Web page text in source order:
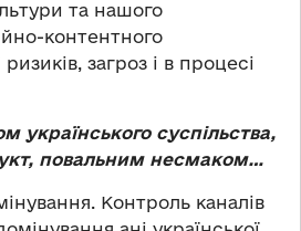
та нашого
контентного
загроз і в процесі
українського суспільства,
повальним несмаком…
Контроль каналів